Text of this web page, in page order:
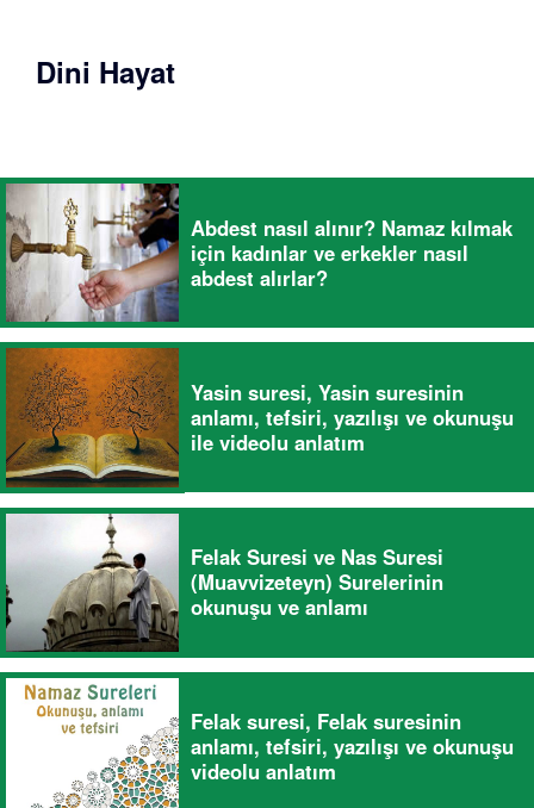
Dini Hayat
Abdest nasıl alınır? Namaz kılmak
için kadınlar ve erkekler nasıl
abdest alırlar?
Yasin suresi, Yasin suresinin
anlamı, tefsiri, yazılışı ve okunuşu
ile videolu anlatım
Felak Suresi ve Nas Suresi
(Muavvizeteyn) Surelerinin
okunuşu ve anlamı
Felak suresi, Felak suresinin
anlamı, tefsiri, yazılışı ve okunuşu
videolu anlatım